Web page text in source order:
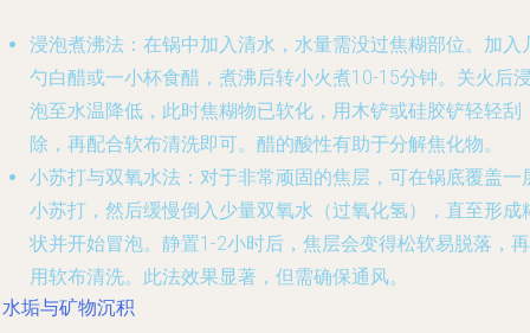
浸泡煮沸法 ：在锅中加入清水，水量需没过焦糊部位。加入
勺白醋或一小杯食醋，煮沸后转小火煮10-15分钟。关火后
泡至水温降低，此时焦糊物已软化，用木铲或硅胶铲轻轻刮
除，再配合软布清洗即可。醋的酸性有助于分解焦化物。
小苏打与双氧水法 ：对于非常顽固的焦层，可在锅底覆盖一
小苏打，然后缓慢倒入少量双氧水（过氧化氢），直至形成
状并开始冒泡。静置1-2小时后，焦层会变得松软易脱落，再
用软布清洗。此法效果显著，但需确保通风。
垢与矿物沉积